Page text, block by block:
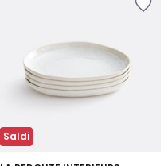
Saldi